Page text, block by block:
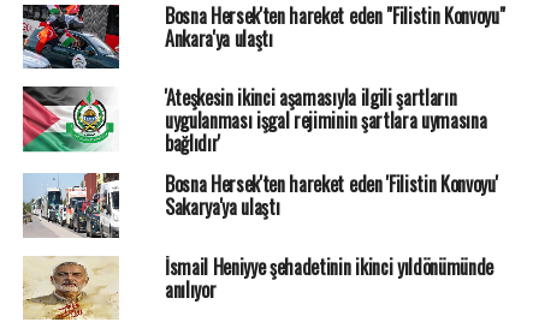
Bosna Hersek'ten hareket eden "Filistin Konvoyu"
Ankara'ya ulaştı
'Ateşkesin ikinci aşamasıyla ilgili şartların
uygulanması işgal rejiminin şartlara uymasına
bağlıdır'
Bosna Hersek'ten hareket eden 'Filistin Konvoyu'
Sakarya'ya ulaştı
İsmail Heniyye şehadetinin ikinci yıldönümünde
anılıyor